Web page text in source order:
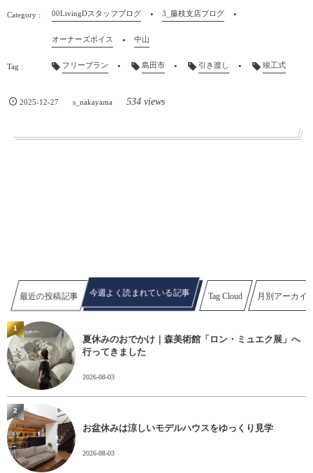
00LivingDスタッフブログ 3_藤枝支店ブログ
オーナーズボイス 中山
フリープラン 島田市 引き渡し 竣工式
2025-12-27 s_nakayama 534 views
最近の投稿記事 今週よく読まれている記事 Tag Cloud 月別アーカイ
夏休みのおでかけ｜森美術館「ロン・ミュエク展」へ
行ってきました
2026-08-03
1
お盆休みは涼しいモデルハウスをゆっくり見学
2026-08-03
2